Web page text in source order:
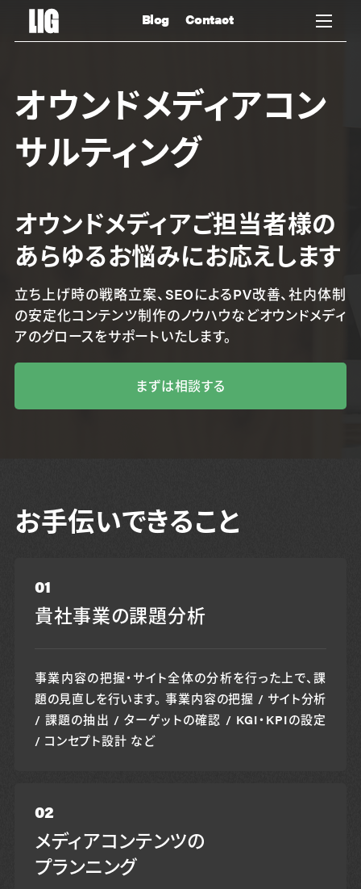
Contact
Blog
オウンドメディアコン
サルティング
オウンドメディアご担当者様の
あらゆるお悩みにお応えします
立ち上げ時の戦略立案、SEOによるPV改善、社内体制
の安定化コンテンツ制作のノウハウなどオウンドメディ
アのグロースをサポートいたします。
まずは相談する
お手伝いできること
01
貴社事業の課題分析
事業内容の把握・サイト全体の分析を行った上で、課
題の見直しを行います。 事業内容の把握 / サイト分析
/ 課題の抽出 / ターゲットの確認 / KGI・KPIの設定
/ コンセプト設計 など
02
メディアコンテンツの
プランニング